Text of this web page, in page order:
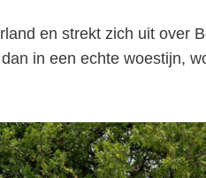
en strekt zich uit over
in een echte woestijn,